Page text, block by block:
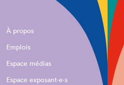
À propos
Emplois
Espace médias
Espace exposant·e⋅s